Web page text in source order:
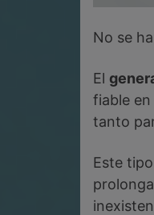
No se
El
fiable
tanto
Este